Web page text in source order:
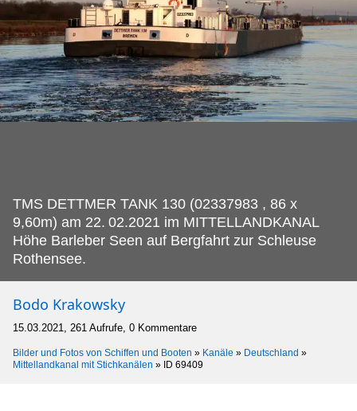
TMS DETTMER TANK 130 (02337983 , 86 x
9,60m) am 22. 02.2021 im MITTELLANDKANAL
Höhe Barleber Seen auf Bergfahrt zur Schleuse
Rothensee.
Bodo Krakowsky
15.03.2021, 261 Aufrufe, 0 Kommentare
Bilder und Fotos von Schiffen und Booten » Kanäle » Deutschland »
Mittellandkanal mit Stichkanälen » ID 69409